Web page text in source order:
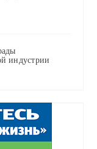
индустрии